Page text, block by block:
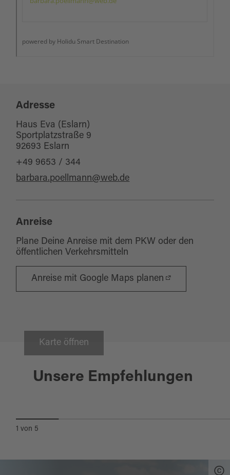
Adresse
Haus Eva (Eslarn)
Sportplatzstraße 9
92693 Eslarn
+49 9653 / 344
barbara.poellmann@web.de
Anreise
Plane Deine Anreise mit dem PKW oder den
öffentlichen Verkehrsmitteln
Anreise mit Google Maps planen
Karte öffnen
Unsere Empfehlungen
Eslarn
BIERERLEBNIS
1 von 5